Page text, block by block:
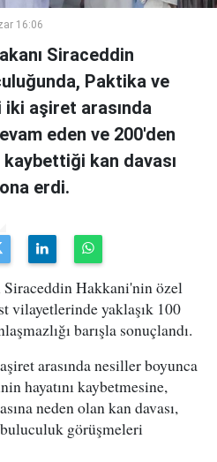
16:06
Siraceddin
Paktika ve
aşiret arasında
eden ve 200'den
kaybettiği kan davası
erdi.
Hakkani'nin özel
vilayetlerinde yaklaşık 100
barışla sonuçlandı.
arasında nesiller boyunca
hayatını kaybetmesine,
neden olan kan davası,
görüşmeleri